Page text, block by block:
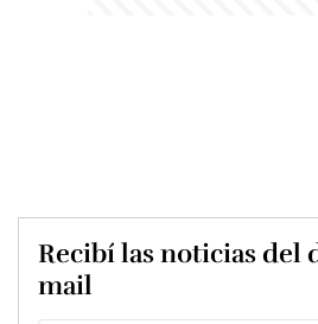
Recibí las noticias del
mail